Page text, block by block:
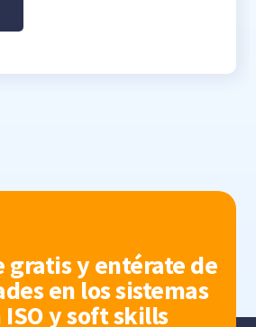
gratis y entérate de
en los sistemas
y soft skills